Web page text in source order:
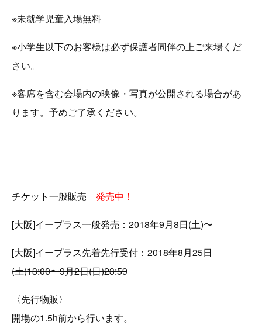
※未就学児童入場無料
※小学生以下のお客様は必ず保護者同伴の上ご来場くだ
さい。
※客席を含む会場内の映像・写真が公開される場合があ
ります。予めご了承ください。
チケット一般販売 発売中！
[大阪]イープラス一般発売：2018年9月8日(土)〜
[大阪]イープラス先着先行受付：2018年8月25日
(土)13:00〜9月2日(日)23:59
〈先行物販〉
開場の1.5h前から行います。